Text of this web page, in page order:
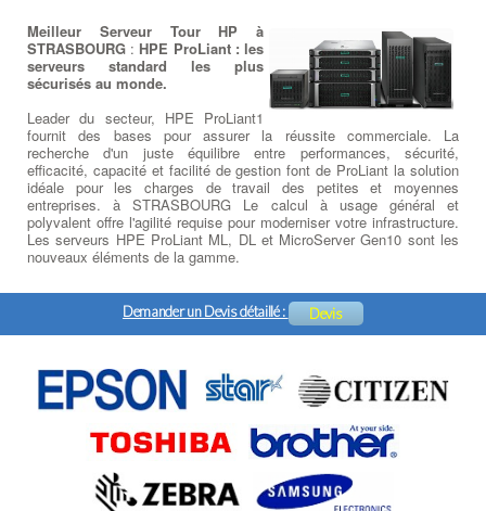
Meilleur Serveur Tour HP à
STRASBOURG : HPE ProLiant : les
serveurs standard les plus
sécurisés au monde.
Leader du secteur, HPE ProLiant1
fournit des bases pour assurer la réussite commerciale. La
recherche d'un juste équilibre entre performances, sécurité,
efficacité, capacité et facilité de gestion font de ProLiant la solution
idéale pour les charges de travail des petites et moyennes
entreprises. à STRASBOURG Le calcul à usage général et
polyvalent offre l'agilité requise pour moderniser votre infrastructure.
Les serveurs HPE ProLiant ML, DL et MicroServer Gen10 sont les
nouveaux éléments de la gamme.
Demander un Devis détaillé : Devis